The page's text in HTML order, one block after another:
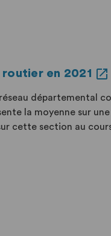
en 2021
départemental
la moyenne sur
cette section au